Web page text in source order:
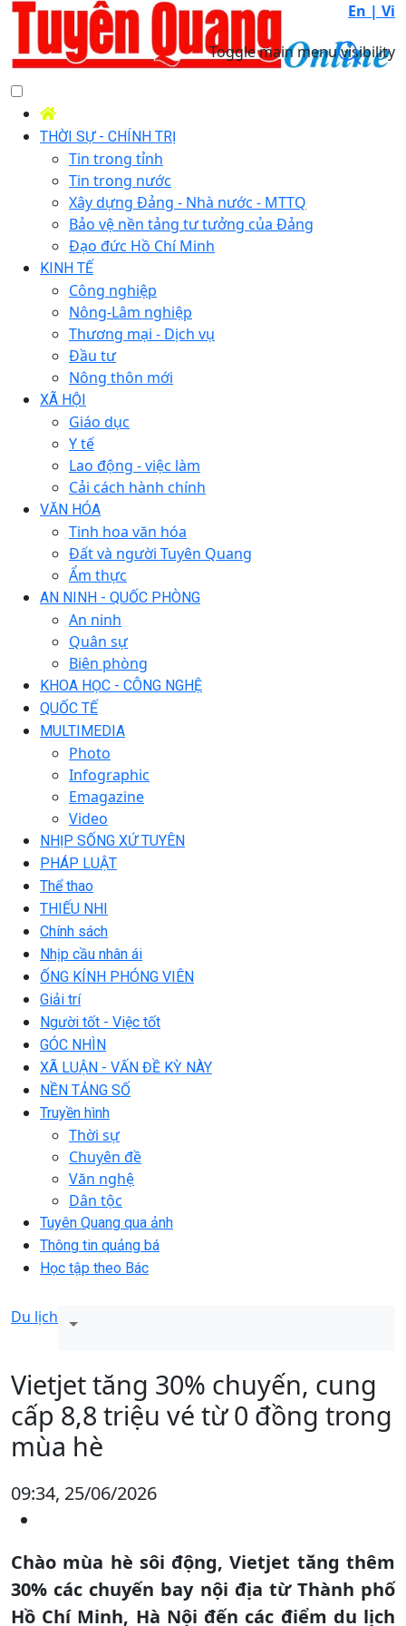
En | Vi
Toggle main menu visibility
THỜI SỰ - CHÍNH TRỊ
Tin trong tỉnh
Tin trong nước
Xây dựng Đảng - Nhà nước - MTTQ
Bảo vệ nền tảng tư tưởng của Đảng
Đạo đức Hồ Chí Minh
KINH TẾ
Công nghiệp
Nông-Lâm nghiệp
Thương mại - Dịch vụ
Đầu tư
Nông thôn mới
XÃ HỘI
Giáo dục
Y tế
Lao động - việc làm
Cải cách hành chính
VĂN HÓA
Tinh hoa văn hóa
Đất và người Tuyên Quang
Ẩm thực
AN NINH - QUỐC PHÒNG
An ninh
Quân sự
Biên phòng
KHOA HỌC - CÔNG NGHỆ
QUỐC TẾ
MULTIMEDIA
Photo
Infographic
Emagazine
Video
NHỊP SỐNG XỨ TUYÊN
PHÁP LUẬT
Thể thao
THIẾU NHI
Chính sách
Nhịp cầu nhân ái
ỐNG KÍNH PHÓNG VIÊN
Giải trí
Người tốt - Việc tốt
GÓC NHÌN
XÃ LUẬN - VẤN ĐỀ KỲ NÀY
NỀN TẢNG SỐ
Truyền hình
Thời sự
Chuyên đề
Văn nghệ
Dân tộc
Tuyên Quang qua ảnh
Thông tin quảng bá
Học tập theo Bác
Du lịch
Vietjet tăng 30% chuyến, cung
cấp 8,8 triệu vé từ 0 đồng trong
mùa hè
09:34, 25/06/2026
Chào mùa hè sôi động, Vietjet tăng thêm
30% các chuyến bay nội địa từ Thành phố
Hồ Chí Minh, Hà Nội đến các điểm du lịch